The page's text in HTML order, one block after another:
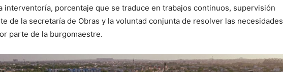
interventoría, porcentaje que se traduce en trabajos continuos, supervisión
de la secretaría de Obras y la voluntad conjunta de resolver las necesidades
parte de la burgomaestre.